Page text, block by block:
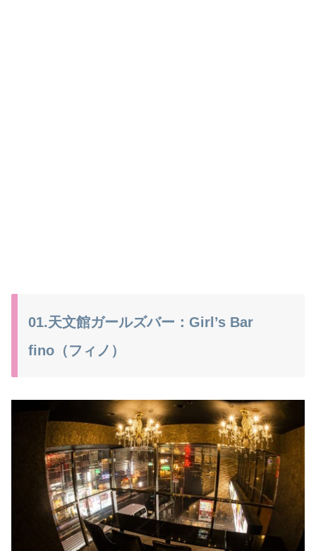
01.天文館ガールズバー：Girl’s Bar
fino（フィノ）